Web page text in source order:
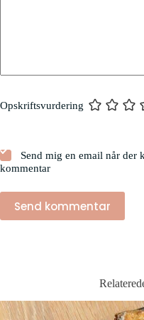
Opskriftsvurdering
Send mig en email når der
kommentar
Send kommentar